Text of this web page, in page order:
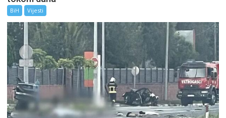
BiH Vijesti